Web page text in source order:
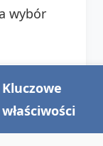
wybór
Kluczowe
właściwości